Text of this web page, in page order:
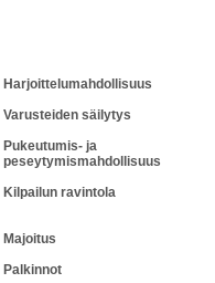
Harjoittelumahdollisuus
Varusteiden säilytys
Pukeutumis- ja
peseytymismahdollisuus
Kilpailun ravintola
Majoitus
Palkinnot